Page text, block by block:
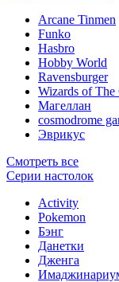
Arcane Tinmen
Funko
Hasbro
Hobby World
Ravensburger
Wizards of The
Магеллан
сosmodrome
Эврикус
Смотреть все
Серии настолок
Activity
Pokemon
Бэнг
Данетки
Дженга